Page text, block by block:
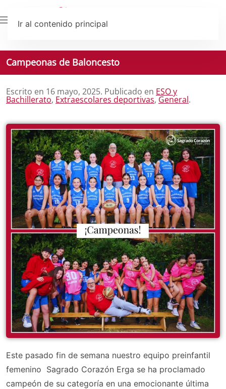
Ir al contenido principal
Campeonas de Baloncesto
Escrito en 16 mayo, 2025. Publicado en ESO y
Bachillerato, Extraescolares deportivas, General.
Este pasado fin de semana nuestro equipo preinfantil
femenino Sagrado Corazón Erga se ha proclamado
campeón de su categoría en una emocionante última